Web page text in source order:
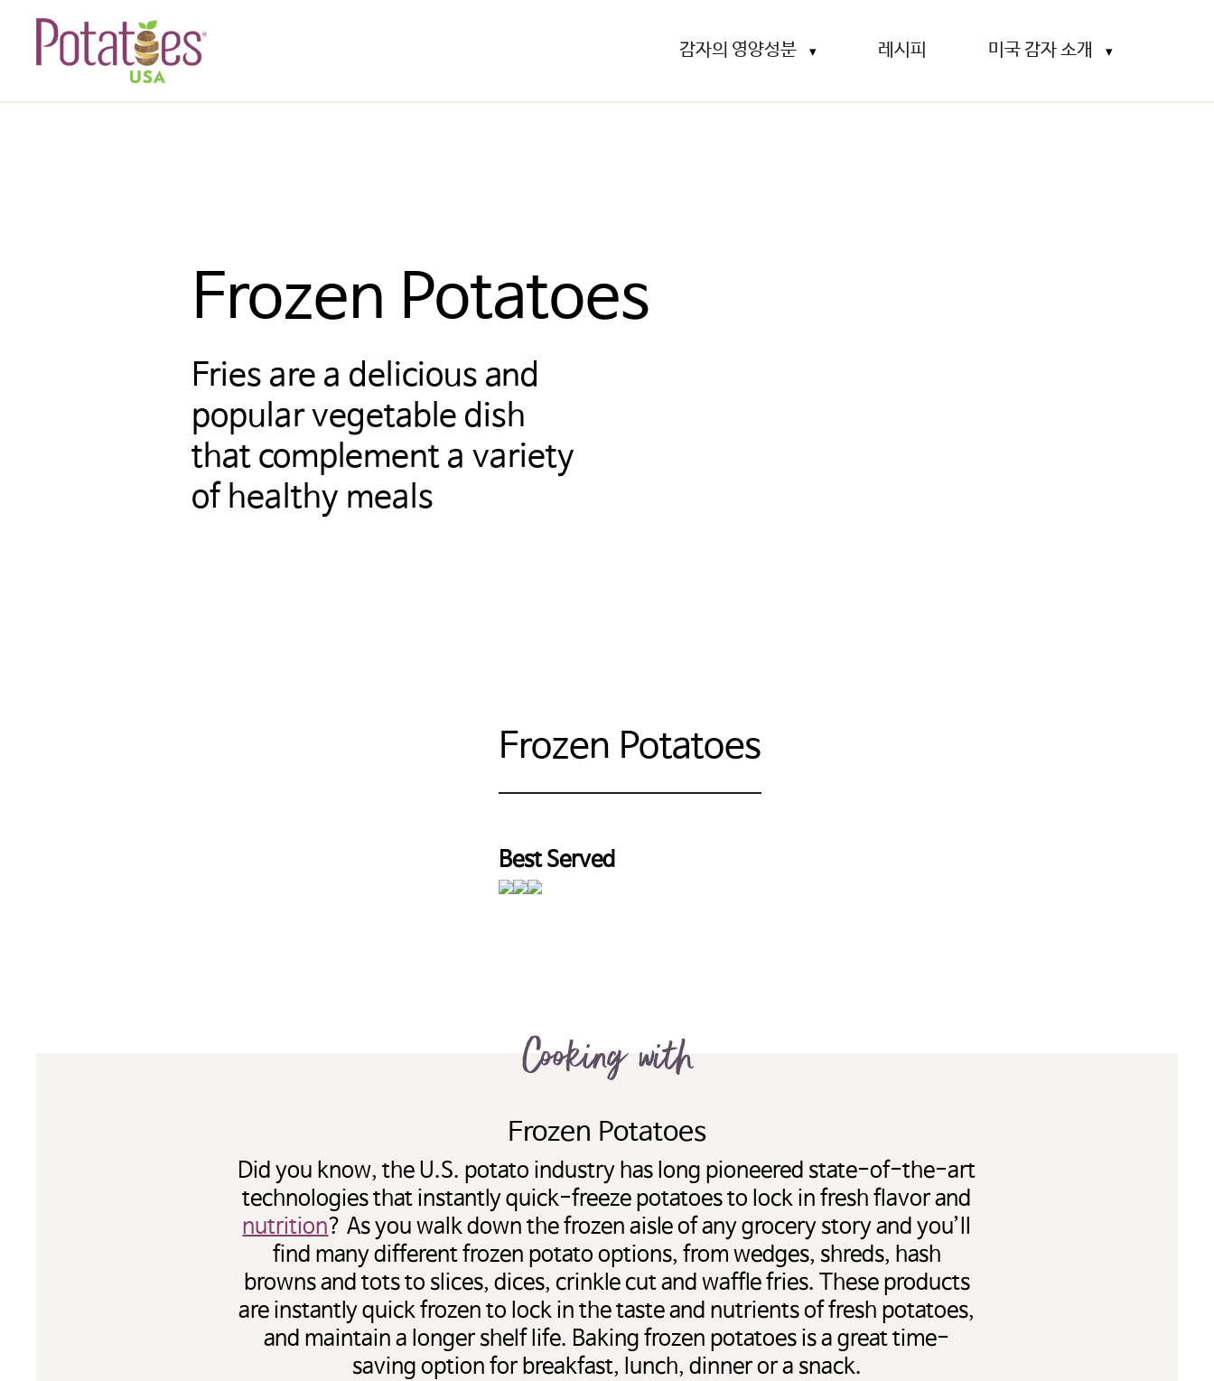
감자의 영양성분 레시피 미국 감자 소개
Frozen Potatoes
Fries are a delicious and
popular vegetable dish
that complement a variety
of healthy meals
Frozen Potatoes
Best Served
Cooking with
Frozen Potatoes
Did you know, the U.S. potato industry has long pioneered state-of-the-art
technologies that instantly quick-freeze potatoes to lock in fresh flavor and
nutrition? As you walk down the frozen aisle of any grocery story and you’ll
find many different frozen potato options, from wedges, shreds, hash
browns and tots to slices, dices, crinkle cut and waffle fries. These products
are instantly quick frozen to lock in the taste and nutrients of fresh potatoes,
and maintain a longer shelf life. Baking frozen potatoes is a great time-
saving option for breakfast, lunch, dinner or a snack.